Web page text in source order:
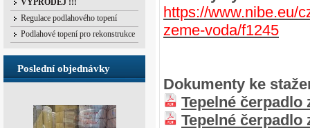
VÝPRODEJ !!!
Regulace podlahového topení
Podlahové topení pro rekonstrukce
Poslední objednávky
https://www.nibe.eu/
zeme-voda/f1245
Dokumenty ke
Tepelné čerpadlo
Tepelné čerpadlo